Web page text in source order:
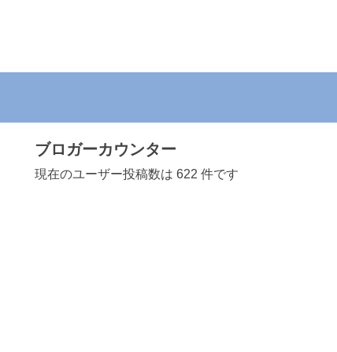
ブロガーカウンター
現在のユーザー投稿数は 622 件です